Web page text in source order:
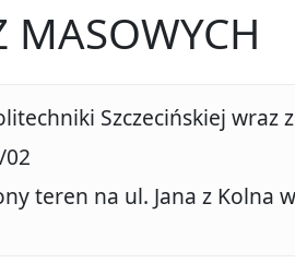
MASOWYCH
Szczecińskiej wraz
teren na ul. Jana z Kolna